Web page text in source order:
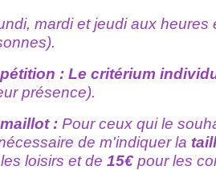
mardi et jeudi aux
: Le critérium
présence).
: Pour ceux qui le
de m'indiquer la
loisirs et de 15€pour les